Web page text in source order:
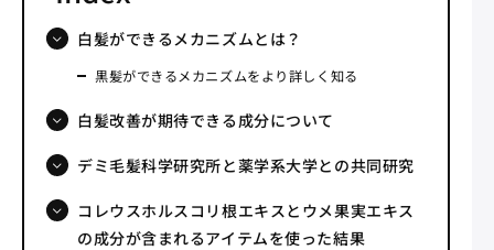
白髪ができるメカニズムとは？
黒髪ができるメカニズムをより詳しく知る
白髪改善が期待できる成分について
デミ毛髪科学研究所と薬学系大学との共同研究
コレウスホルスコリ根エキスとウメ果実エキス
の成分が含まれるアイテムを使った結果